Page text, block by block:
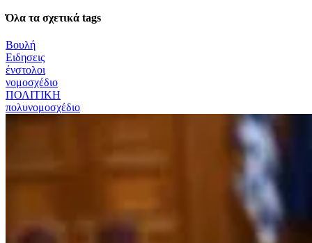
Όλα τα σχετικά tags
Βουλή
Ειδησεις
ένστολοι
νομοσχέδιο
ΠΟΛΙΤΙΚΗ
πολυνομοσχέδιο